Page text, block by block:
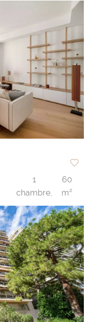
1
chambre,
60
m²